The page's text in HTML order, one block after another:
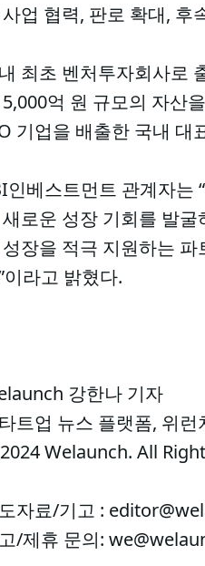
업 협력, 판로 확대, 후
최초 벤처투자회사로
억 원 규모의 자산
기업을 배출한 국내 대
인베스트먼트 관계자는
로운 성장 기회를 발
장을 적극 지원하는
이라고 밝혔다.
강한나 기자
트업 뉴스 플랫폼, 위런
Welaunch. All
자료/기고 :
/제휴 문의: